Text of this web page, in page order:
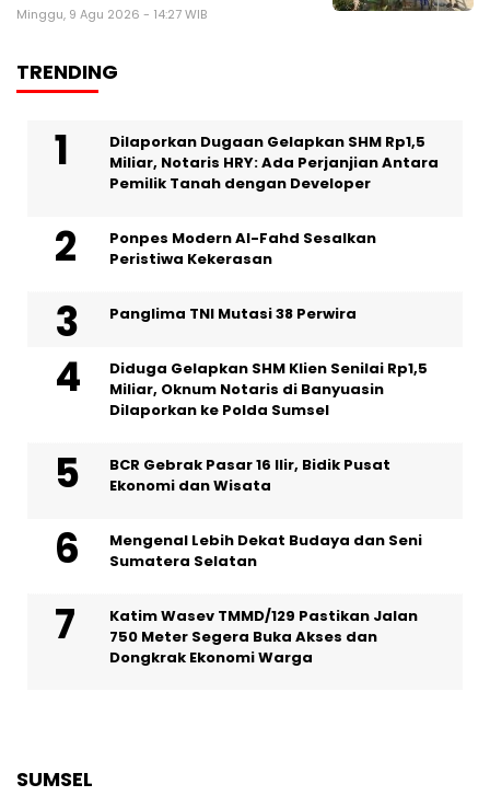
Minggu, 9 Agu 2026 - 14:27 WIB
TRENDING
Dilaporkan Dugaan Gelapkan SHM Rp1,5
Miliar, Notaris HRY: Ada Perjanjian Antara
Pemilik Tanah dengan Developer
Ponpes Modern Al-Fahd Sesalkan
Peristiwa Kekerasan
Panglima TNI Mutasi 38 Perwira
Diduga Gelapkan SHM Klien Senilai Rp1,5
Miliar, Oknum Notaris di Banyuasin
Dilaporkan ke Polda Sumsel ‎
BCR Gebrak Pasar 16 Ilir, Bidik Pusat
Ekonomi dan Wisata
Mengenal Lebih Dekat Budaya dan Seni
Sumatera Selatan
Katim Wasev TMMD/129 Pastikan Jalan
750 Meter Segera Buka Akses dan
Dongkrak Ekonomi Warga
SUMSEL